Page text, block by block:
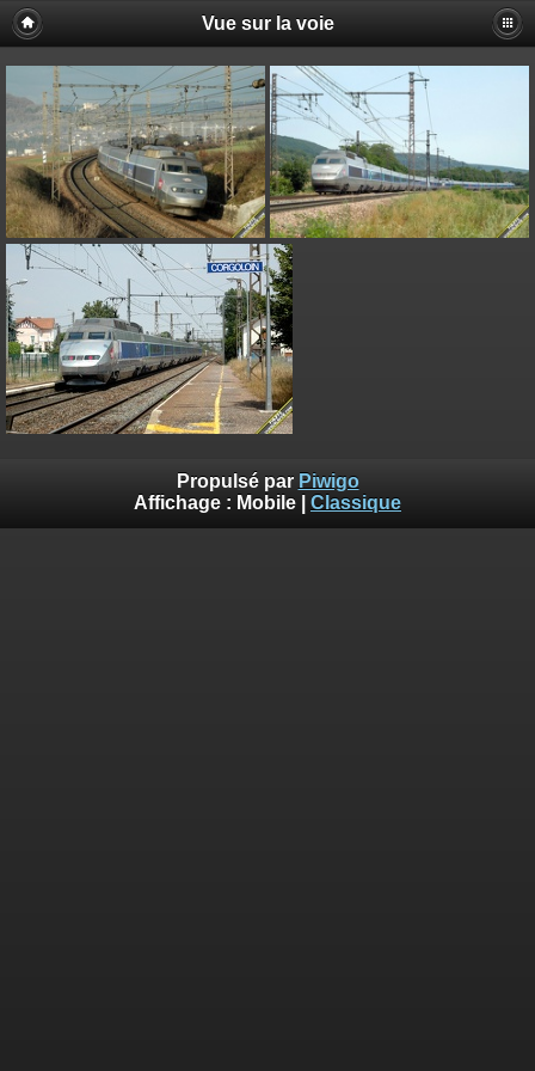
Vue sur la voie
Propulsé par Piwigo
Affichage : Mobile Classique